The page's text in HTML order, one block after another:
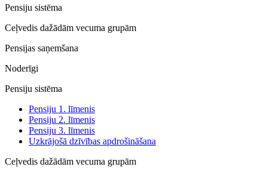
Pensiju sistēma
Ceļvedis dažādām vecuma grupām
Pensijas saņemšana
Noderīgi
Pensiju sistēma
Pensiju 1. līmenis
Pensiju 2. līmenis
Pensiju 3. līmenis
Uzkrājošā dzīvības apdrošināšana
Ceļvedis dažādām vecuma grupām